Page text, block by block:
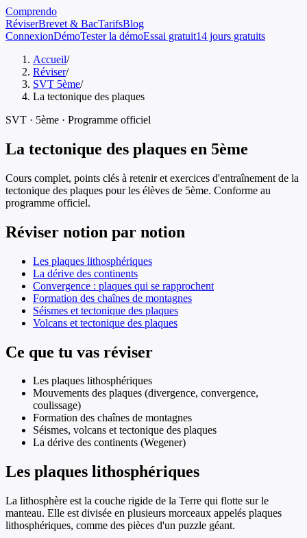
Comprendo
RéviserBrevet & BacTarifsBlog
ConnexionDémoTester la démoEssai gratuit14 jours gratuits
Accueil/
Réviser/
SVT 5ème/
La tectonique des plaques
SVT · 5ème · Programme officiel
La tectonique des plaques en 5ème
Cours complet, points clés à retenir et exercices d'entraînement de la
tectonique des plaques pour les élèves de 5ème. Conforme au
programme officiel.
Réviser notion par notion
Les plaques lithosphériques
La dérive des continents
Convergence : plaques qui se rapprochent
Formation des chaînes de montagnes
Séismes et tectonique des plaques
Volcans et tectonique des plaques
Ce que tu vas réviser
Les plaques lithosphériques
Mouvements des plaques (divergence, convergence,
coulissage)
Formation des chaînes de montagnes
Séismes, volcans et tectonique des plaques
La dérive des continents (Wegener)
Les plaques lithosphériques
La lithosphère est la couche rigide de la Terre qui flotte sur le
manteau. Elle est divisée en plusieurs morceaux appelés plaques
lithosphériques, comme des pièces d'un puzzle géant.